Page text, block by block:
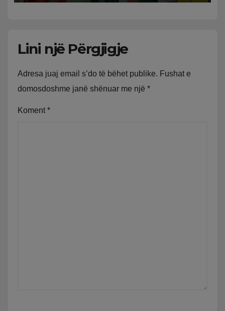
Lini një Përgjigje
Adresa juaj email s’do të bëhet publike. Fushat e
domosdoshme janë shënuar me një *
Koment *